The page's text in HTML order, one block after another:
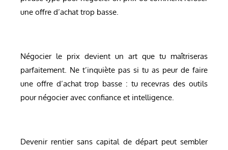
une offre d’achat trop basse.
Négocier le prix devient un art que tu maîtriseras
parfaitement. Ne t’inquiète pas si tu as peur de faire
une offre d’achat trop basse : tu recevras des outils
pour négocier avec confiance et intelligence.
Devenir rentier sans capital de départ peut sembler